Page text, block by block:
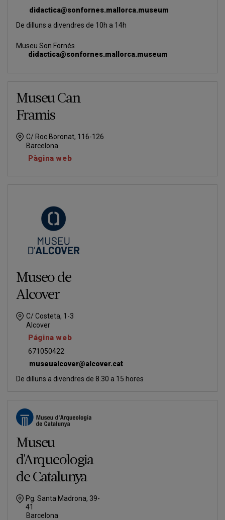
didactica@sonfornes.mallorca.museum
De dilluns a divendres de 10h a 14h
Museu Son Fornés
didactica@sonfornes.mallorca.museum
Museu Can
Framis
C/ Roc Boronat, 116-126
Barcelona
Pàgina web
Museo de
Alcover
C/ Costeta, 1-3
Alcover
Página web
671050422
museualcover@alcover.cat
De dilluns a divendres de 8.30 a 15 hores
Museu
d'Arqueologia
de Catalunya
Pg. Santa Madrona, 39-
41
Barcelona